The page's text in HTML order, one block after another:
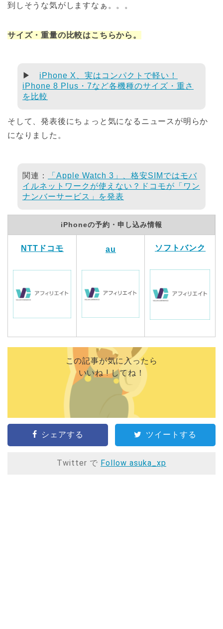
到しそうな気がしますなぁ。。。
サイズ・重量の比較はこちらから。
▶ iPhone X、実はコンパクトで軽い！
iPhone 8 Plus・7など各機種のサイズ・重さ
を比較
そして、発表後にちょっと気になるニュースが明らか
になりました。
関連：
「Apple Watch 3」、格安SIMではモバ
イルネットワークが使えない？ドコモが「ワン
ナンバーサービス」を発表
iPhoneの予約・申し込み情報
NTTドコモ au ソフトバンク
この記事が気に入ったら
いいね ! してね！
シェアする ツイートする
Twitter で Follow asuka_xp